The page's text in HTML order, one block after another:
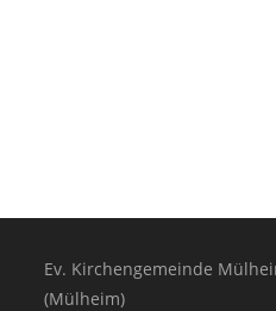
Ev. Kirchengemeinde
(Mülheim)